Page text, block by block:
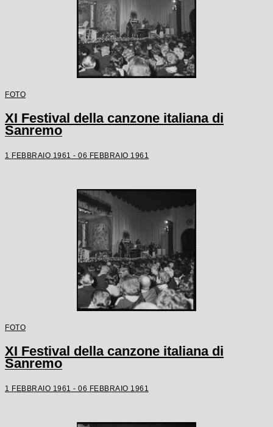
FOTO
XI Festival della canzone italiana di
Sanremo
1 FEBBRAIO 1961 - 06 FEBBRAIO 1961
FOTO
XI Festival della canzone italiana di
Sanremo
1 FEBBRAIO 1961 - 06 FEBBRAIO 1961